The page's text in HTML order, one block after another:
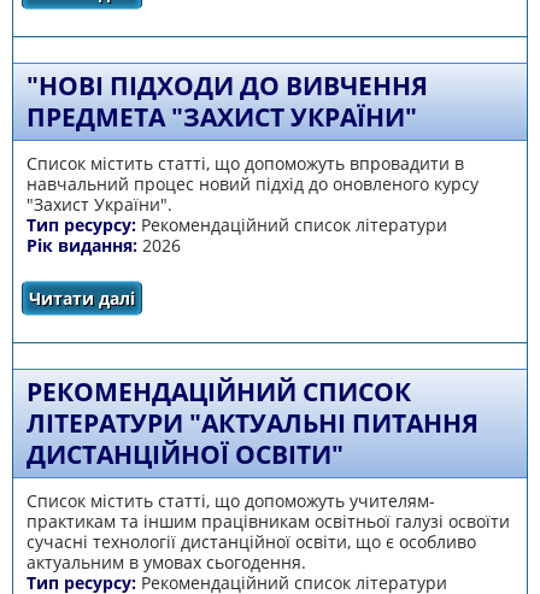
прості рішення для складних тем"
"НОВІ ПІДХОДИ ДО ВИВЧЕННЯ
ПРЕДМЕТА "ЗАХИСТ УКРАЇНИ"
Список містить статті, що допоможуть впровадити в
навчальний процес новий підхід до оновленого курсу
"Захист України".
Тип ресурсу: Рекомендаційний список літератури
Рік видання: 2026
Читати далі
РЕКОМЕНДАЦІЙНИЙ СПИСОК
ЛІТЕРАТУРИ "АКТУАЛЬНІ ПИТАННЯ
ДИСТАНЦІЙНОЇ ОСВІТИ"
Список містить статті, що допоможуть учителям-
практикам та іншим працівникам освітньої галузі освоїти
сучасні технології дистанційної освіти, що є особливо
актуальним в умовах сьогодення.
Тип ресурсу: Рекомендаційний список літератури